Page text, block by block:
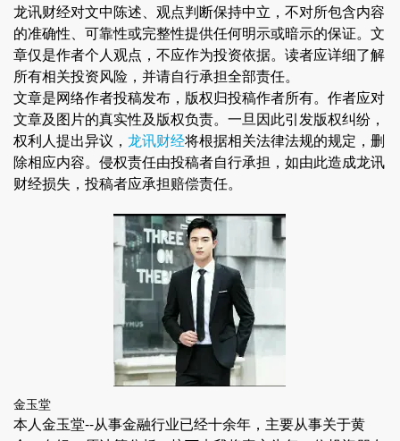
龙讯财经对文中陈述、观点判断保持中立，不对所包含内容
的准确性、可靠性或完整性提供任何明示或暗示的保证。文
章仅是作者个人观点，不应作为投资依据。读者应详细了解
所有相关投资风险，并请自行承担全部责任。
文章是网络作者投稿发布，版权归投稿作者所有。作者应对
文章及图片的真实性及版权负责。一旦因此引发版权纠纷，
权利人提出异议， 龙讯财经将根据相关法律法规的规定，删
除相应内容。侵权责任由投稿者自行承担，如由此造成龙讯
财经损失，投稿者应承担赔偿责任。
金玉堂
本人金玉堂--从事金融行业已经十余年，主要从事关于黄